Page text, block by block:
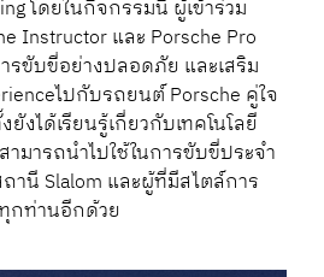
โดยในกิจกรรมนี้ ผู้เข้าร่วม
Instructor และ Porsche Pro
รขับขี่อย่างปลอดภัย และเสริม
ไปกับรถยนต์ Porsche คู่ใจ
งได้เรียนรู้เกี่ยวกับเทคโนโลยี
ารถนำไปใช้ในการขับขี่ประจำ
านี Slalom และผู้ที่มีสไตล์การ
กท่านอีกด้วย